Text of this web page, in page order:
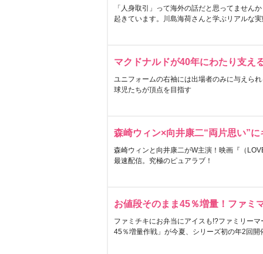
「人身取引」って海外の話だと思ってません
起きています。川島海荷さんと学ぶリアルな
マクドナルドが40年にわたり支え
ユニフォームの右袖には出場者のみに与えら
球児たちが頂点を目指す
森崎ウィン×向井康二“両片思い”
森崎ウィンと向井康二がW主演！映画『（
最速配信。究極のピュアラブ！
お値段そのまま45％増量！ファミ
ファミチキにお弁当にアイスも!?ファミリー
45％増量作戦」が今夏、シリーズ初の年2回開